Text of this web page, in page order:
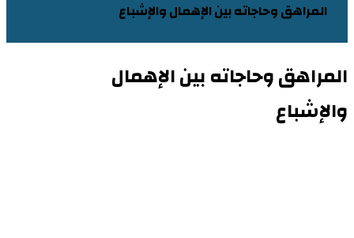
المراهق وحاجاته بين الإهمال والإشباع
المراهق وحاجاته بين الإهمال
والإشباع